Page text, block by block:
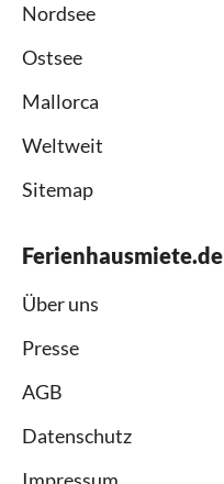
Nordsee
Ostsee
Mallorca
Weltweit
Sitemap
Ferienhausmiete.de
Über uns
Presse
AGB
Datenschutz